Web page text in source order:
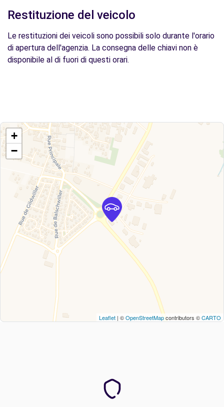
Restituzione del veicolo
Le restituzioni dei veicoli sono possibili solo durante l'orario
di apertura dell'agenzia. La consegna delle chiavi non è
disponibile al di fuori di questi orari.
+
−
Leaflet | ©OpenStreetMapcontributors ©CARTO